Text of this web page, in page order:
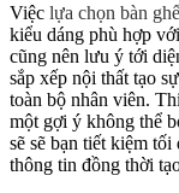
Việc lựa chọn bàn ghế
kiểu dáng phù hợp
cũng nên lưu ý tới
sắp xếp nội thất tạo
toàn bộ nhân viên.
một gợi ý không thể
sẽ sẽ bạn tiết kiệm
thông tin đồng thời